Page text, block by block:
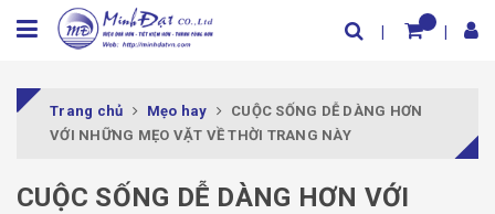
Trang chủ Mẹo hay
CUỘC SỐNG DỄ DÀNG HƠN
VỚI NHỮNG MẸO VẶT VỀ THỜI TRANG NÀY
CUỘC SỐNG DỄ DÀNG HƠN VỚI